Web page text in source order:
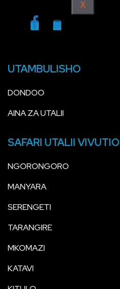
X
UTAMBULISHO
DONDOO
AINA ZA UTALII
SAFARI UTALII VIVUTIO
NGORONGORO
MANYARA
SERENGETI
TARANGIRE
MKOMAZI
KATAVI